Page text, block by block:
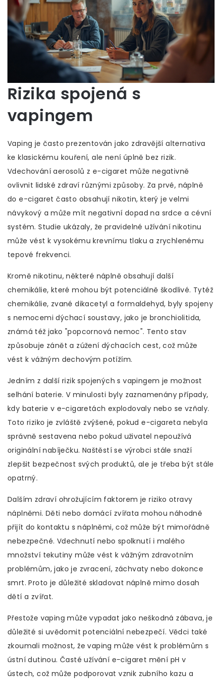
Rizika spojená s
vapingem
Vaping je často prezentován jako zdravější alternativa
ke klasickému kouření, ale není úplně bez rizik.
Vdechování aerosolů z e-cigaret může negativně
ovlivnit lidské zdraví různými způsoby. Za prvé, náplně
do e-cigaret často obsahují nikotin, který je velmi
návykový a může mít negativní dopad na srdce a cévní
systém. Studie ukázaly, že pravidelné užívání nikotinu
může vést k vysokému krevnímu tlaku a zrychlenému
tepové frekvenci.
Kromě nikotinu, některé náplně obsahují další
chemikálie, které mohou být potenciálně škodlivé. Tytéž
chemikálie, zvané dikacetyl a formaldehyd, byly spojeny
s nemocemi dýchací soustavy, jako je bronchiolitida,
známá též jako "popcornová nemoc". Tento stav
způsobuje zánět a zúžení dýchacích cest, což může
vést k vážným dechovým potížím.
Jedním z další rizik spojených s vapingem je možnost
selhání baterie. V minulosti byly zaznamenány případy,
kdy baterie v e-cigaretách explodovaly nebo se vzňaly.
Toto riziko je zvláště zvýšené, pokud e-cigareta nebyla
správně sestavena nebo pokud uživatel nepoužívá
originální nabíječku. Naštěstí se výrobci stále snaží
zlepšit bezpečnost svých produktů, ale je třeba být stále
opatrný.
Dalším zdraví ohrožujícím faktorem je riziko otravy
náplněmi. Děti nebo domácí zvířata mohou náhodně
přijít do kontaktu s náplněmi, což může být mimořádně
nebezpečné. Vdechnutí nebo spolknutí i malého
množství tekutiny může vést k vážným zdravotním
problémům, jako je zvracení, záchvaty nebo dokonce
smrt. Proto je důležité skladovat náplně mimo dosah
dětí a zvířat.
Přestože vaping může vypadat jako neškodná zábava, je
důležité si uvědomit potenciální nebezpečí. Vědci také
zkoumali možnost, že vaping může vést k problémům s
ústní dutinou. Časté užívání e-cigaret mění pH v
ústech, což může podporovat vznik zubního kazu a